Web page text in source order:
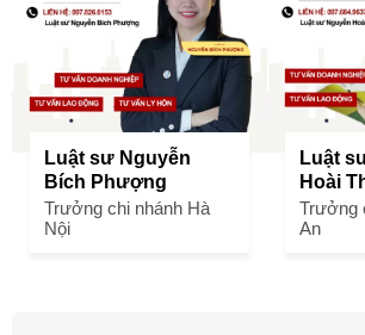
Luật sư Nguyễn
Bích Phượng
Trưởng chi nhánh Hà
Nội
Luật
Hoài
Trưởng
An